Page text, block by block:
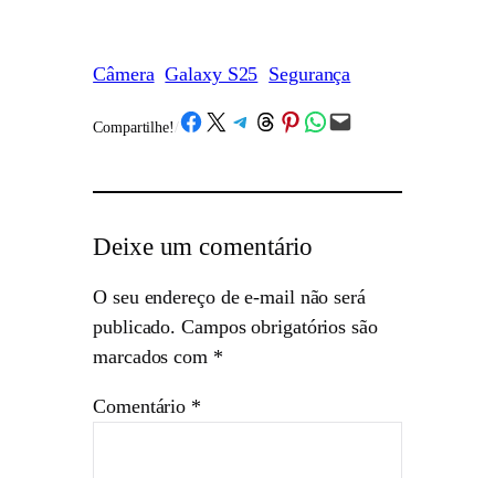
Câmera Galaxy S25 Segurança
Compartilhe! /Share on Facebook
Share on X Share on Telegram
Share on Threads
Share on Pinterest
Share on WhatsApp
Email this Page
Deixe um comentário
O seu endereço de e-mail não será
publicado. Campos obrigatórios são
marcados com *
Comentário *